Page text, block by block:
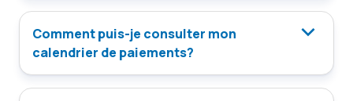
Comment puis-je consulter mon
calendrier de paiements?